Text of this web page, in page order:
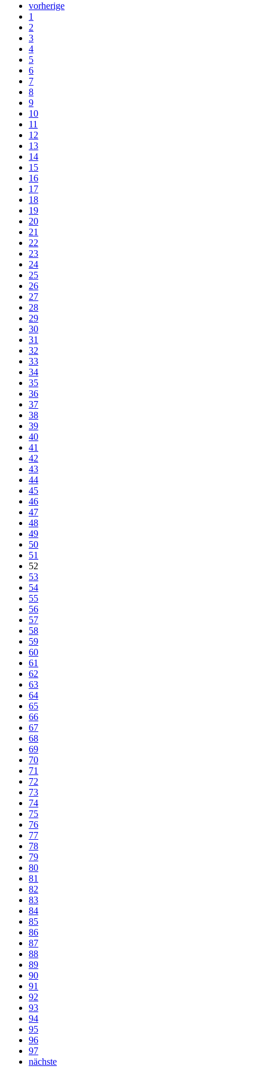
vorherige
1
2
3
4
5
6
7
8
9
10
11
12
13
14
15
16
17
18
19
20
21
22
23
24
25
26
27
28
29
30
31
32
33
34
35
36
37
38
39
40
41
42
43
44
45
46
47
48
49
50
51
52
53
54
55
56
57
58
59
60
61
62
63
64
65
66
67
68
69
70
71
72
73
74
75
76
77
78
79
80
81
82
83
84
85
86
87
88
89
90
91
92
93
94
95
96
97
nächste